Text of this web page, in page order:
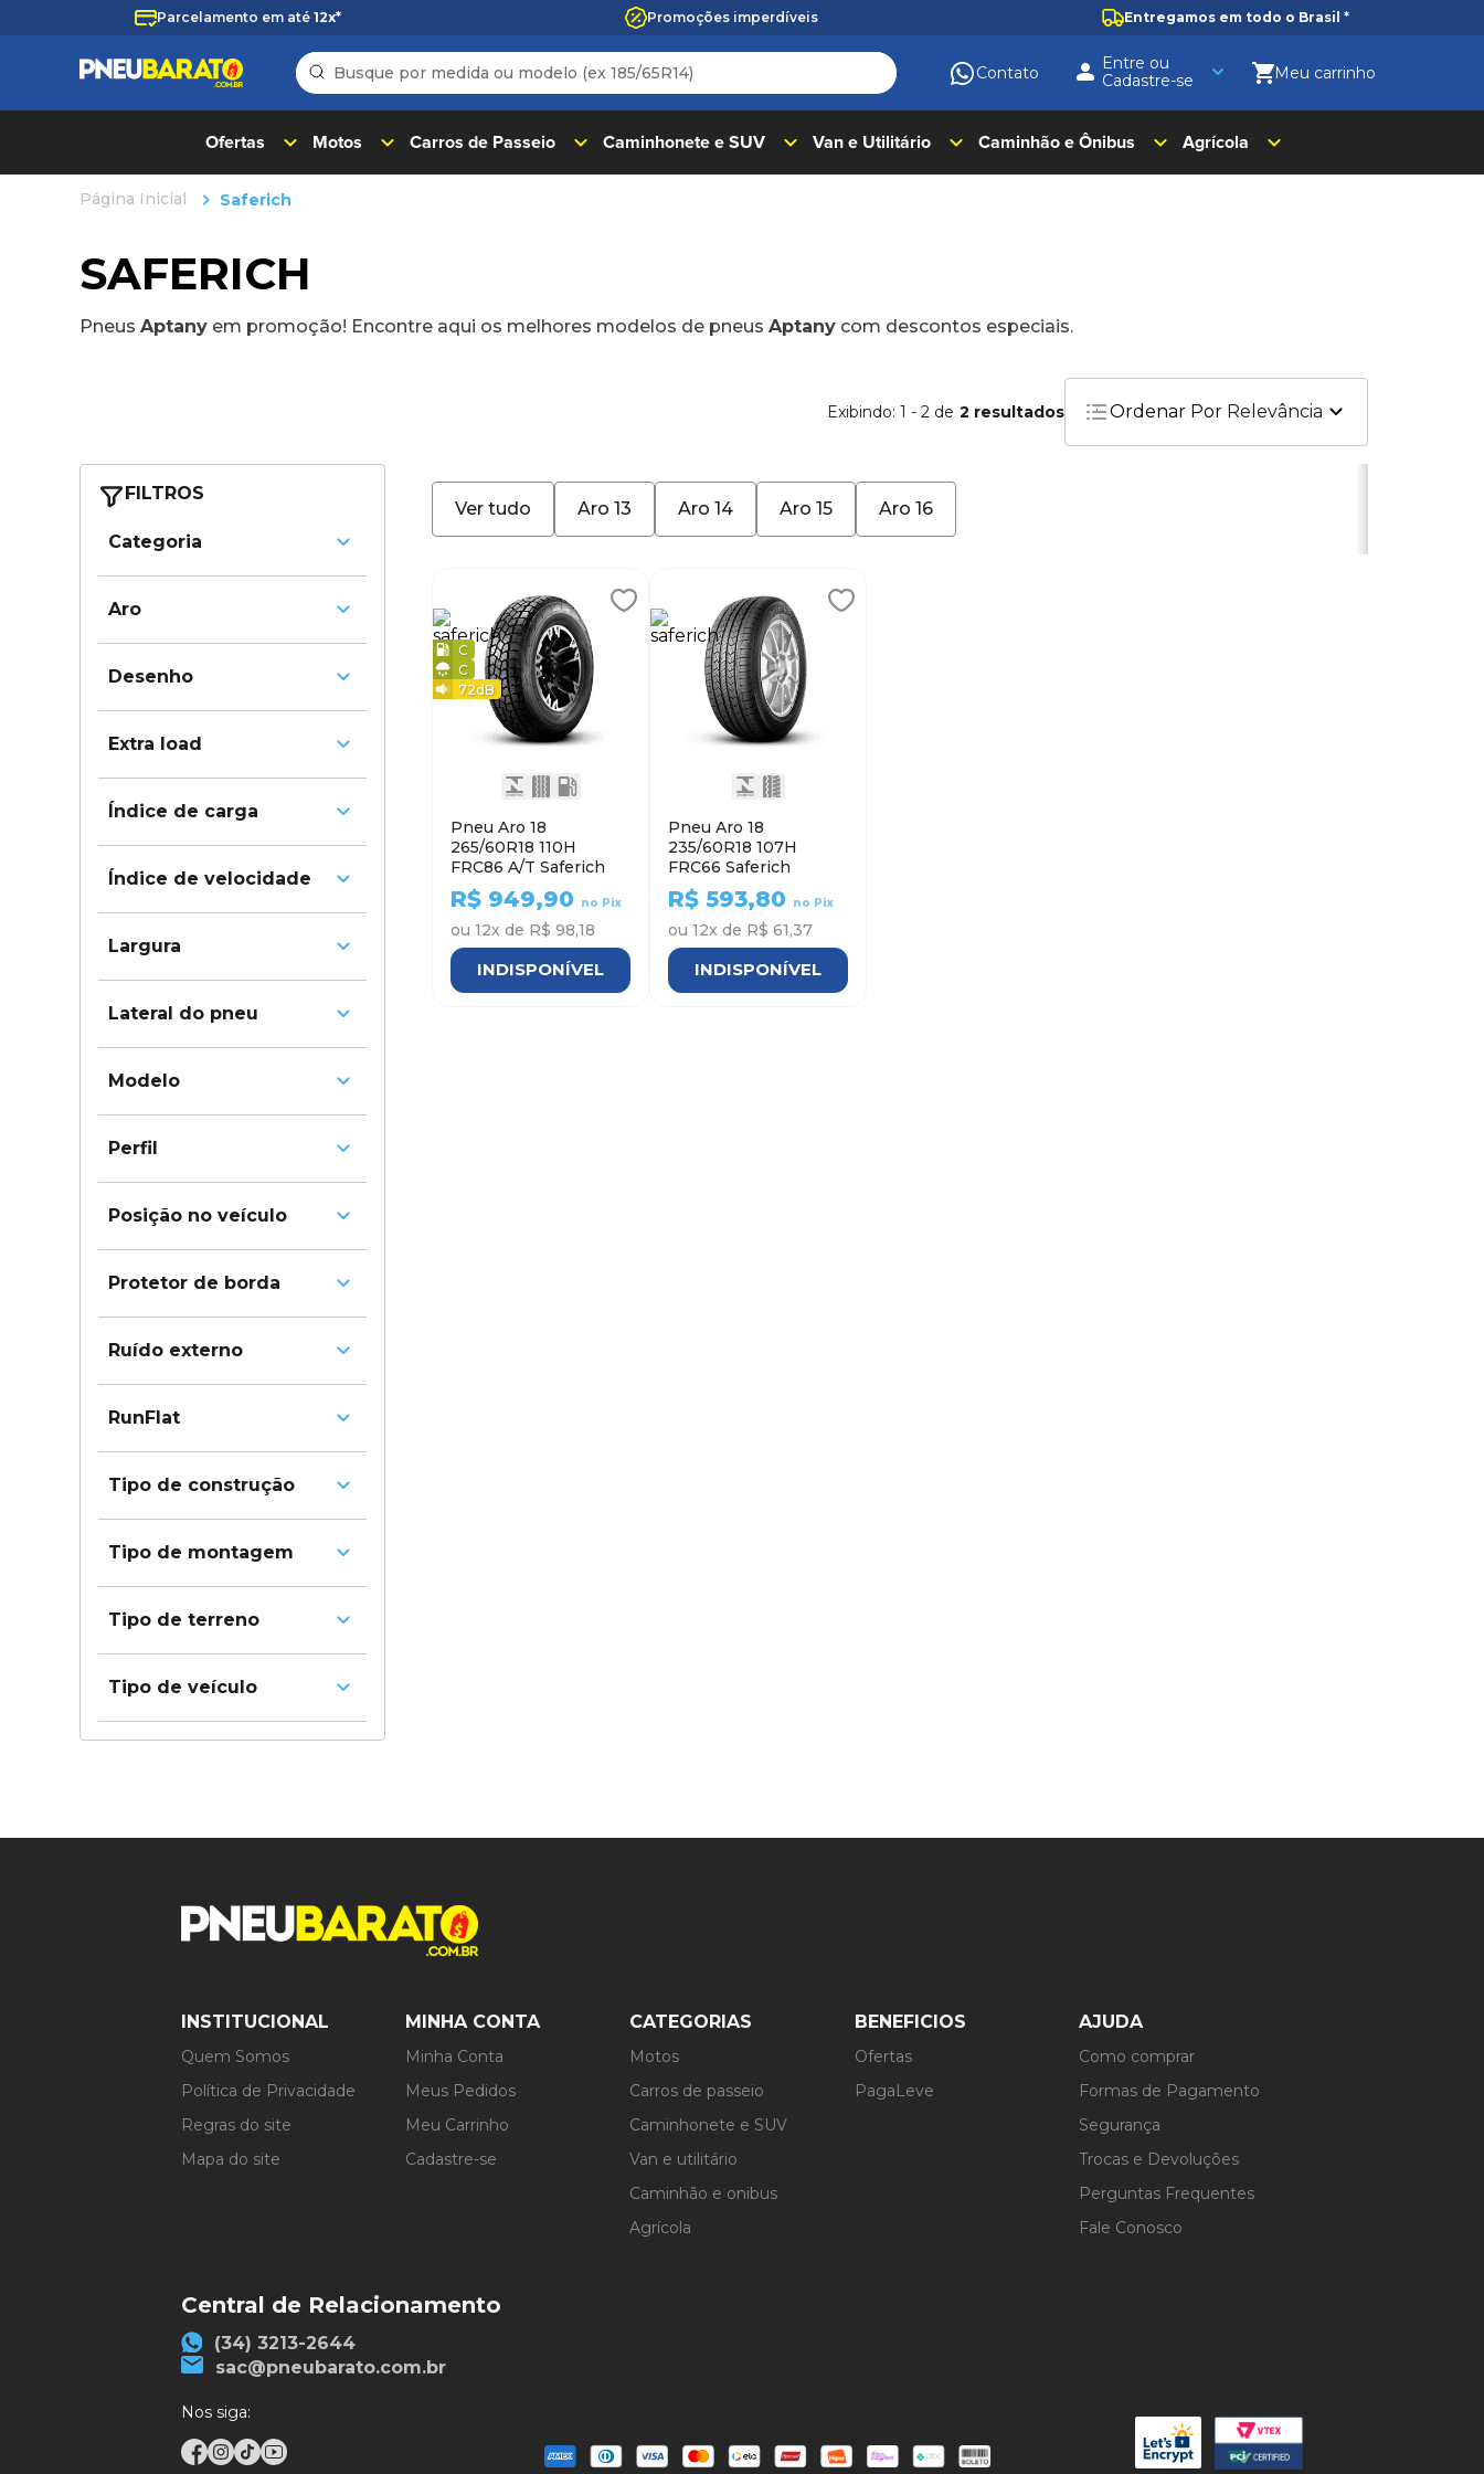
Parcelamento em até 12x* Promoções imperdíveis Entregamos em todo o Brasil *
Busque por medida ou modelo (ex 185/65R14)
Contato
Entre ou
Cadastre-se
Ofertas Motos Carros de Passeio Caminhonete e SUV Van e Utilitário Caminhão e Ônibus Agrícola
Saferich
SAFERICH
Pneus Aptany em promoção! Encontre aqui os melhores modelos de pneus Aptany com descontos especiais.
Exibindo: 1 - 2 de 2 Ordenar Por Relevância
FILTROS
Categoria
Aro
Desenho
Simétrico
Extra load
Não
Índice de carga
110 - 1060 kg
Índice de velocidade
Largura
265
Lateral do pneu
Modelo
FRC86
Perfil
Posição no veículo
Protetor de borda
Ruído externo
RunFlat
Tipo de construção
Tipo de montagem
Tipo de terreno
H/T
Tipo de veículo
Caminhonete e SUV
Ver tudo Aro 13 Aro 14 Aro 15 Aro 16
C
C
72dB
Pneu Aro 18
265/60R18 110H
FRC86 A/T Saferich
R$ 949,90 no Pix
ou 12x de R$ 98,18
INDISPONÍVEL
Pneu Aro 18
235/60R18 107H
FRC66 Saferich
R$ 593,80 no Pix
ou 12x de R$ 61,37
INDISPONÍVEL
INSTITUCIONAL
Quem Somos
Política de Privacidade
Regras do site
Mapa do site
MINHA CONTA
Minha Conta
Meus Pedidos
Meu Carrinho
Cadastre-se
CATEGORIAS
Motos
Carros de passeio
Caminhonete e SUV
Van e utilitário
Caminhão e onibus
Agrícola
BENEFICIOS
Ofertas
PagaLeve
AJUDA
Como comprar
Formas de Pagamento
Segurança
Trocas e Devoluções
Perguntas Frequentes
Fale Conosco
Central de Relacionamento
(34) 3213-2644
sac@pneubarato.com.br
Nos siga:
1º
205
2º
235
6 º
185 70 14